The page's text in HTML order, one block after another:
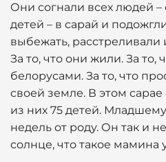
Они согнали всех людей
детей – в сарай и
выбежать, расстреливали
За то, что они жили. За то,
белорусами. За то, что
своей земле. В этом сарае
из них 75 детей.
недель от роду. Он так и
солнце, что такое мамина